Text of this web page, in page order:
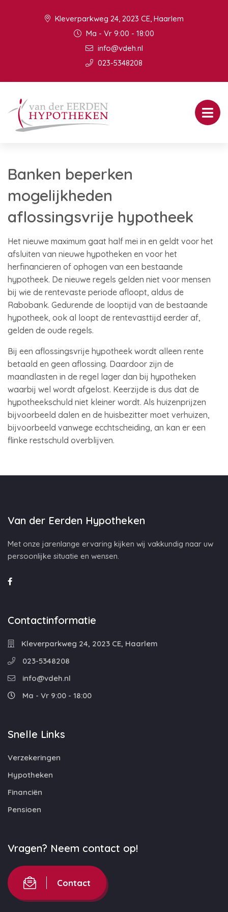
Kleverparkweg 24, 2023 CE, Haarlem
Ma - Vr 9:00 - 18:00
info@vdeh.nl
023-5348208
Banken beperken
mogelijkheden
aflossingsvrije hypotheek
Het nieuwe maximum gaat half mei in en geldt voor het
afsluiten van nieuwe hypotheken en voor het
herfinancieren of ophogen van een bestaande
hypotheek. De nieuwe regels gelden niet voor mensen
bij wie de rentevaste periode afloopt, aldus de
Rabobank. Gedurende de looptijd van de bestaande
hypotheek, ook al loopt de rentevasttijd eerder af,
gelden de oude regels.
Bij een aflossingsvrije hypotheek wordt alleen rente
betaald en geen aflossing. Daardoor zijn de
maandlasten in de regel lager dan bij hypotheken
waarbij wel wordt afgelost. Keerzijde is dus dat de
hypotheekschuld niet kleiner wordt. Als huizenprijzen
bijvoorbeeld dalen en de huisbezitter moet verhuizen,
bijvoorbeeld vanwege ecchtscheiding, an kan er een
flinke restschuld overblijven.
Van der Eerden Hypotheken
Met onze jarenlange ervaring kijken wij vakkundig naar uw
persoonlijke situatie en wensen.
Contactinformatie
Kleverparkweg 24, 2023 CE, Haarlem
023-5348208
info@vdeh.nl
Ma - Vr 9:00 - 18:00
Snelle Links
Verzekeringen
Hypotheken
Financiën
Pensioen
Vragen? Neem contact op!
Contact